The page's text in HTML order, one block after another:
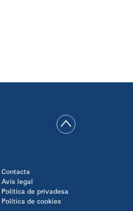
Contacta
Avís legal
Política de privadesa
Política de cookies